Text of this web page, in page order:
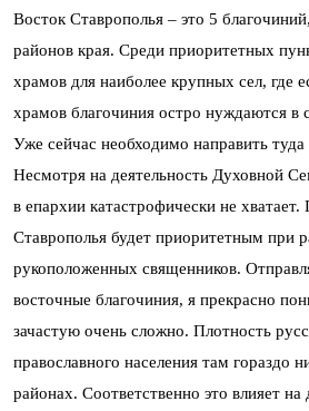
Восток Ставрополья – это 5
районов края. Среди приоритетных
храмов для наиболее крупных сел, где
храмов благочиния остро нуждаются в
Уже сейчас необходимо направить
Несмотря на деятельность Духовной
в епархии катастрофически не
Ставрополья будет приоритетным при
рукоположенных священников.
восточные благочиния, я прекрасно
зачастую очень сложно. Плотность
православного населения там гораздо
районах. Соответственно это влияет